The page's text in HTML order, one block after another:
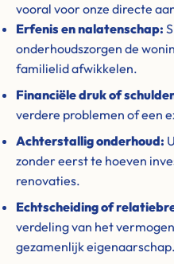
vooral voor onze directe
Erfenis en nalatenschap:
onderhoudszorgen de
familielid afwikkelen.
Financiële druk of
verdere problemen of een
Achterstallig onderhoud:
zonder eerst te hoeven
renovaties.
Echtscheiding of
verdeling van het
gezamenlijk eigenaarschap.